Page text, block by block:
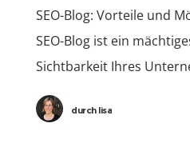
SEO-Blog: Vorteile und
SEO-Blog ist ein
Sichtbarkeit Ihres
zu erhöhen und mehr
auf Ihre Website zu
durchlisa